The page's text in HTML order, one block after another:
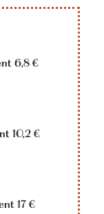
6,8 €
10,2 €
17 €